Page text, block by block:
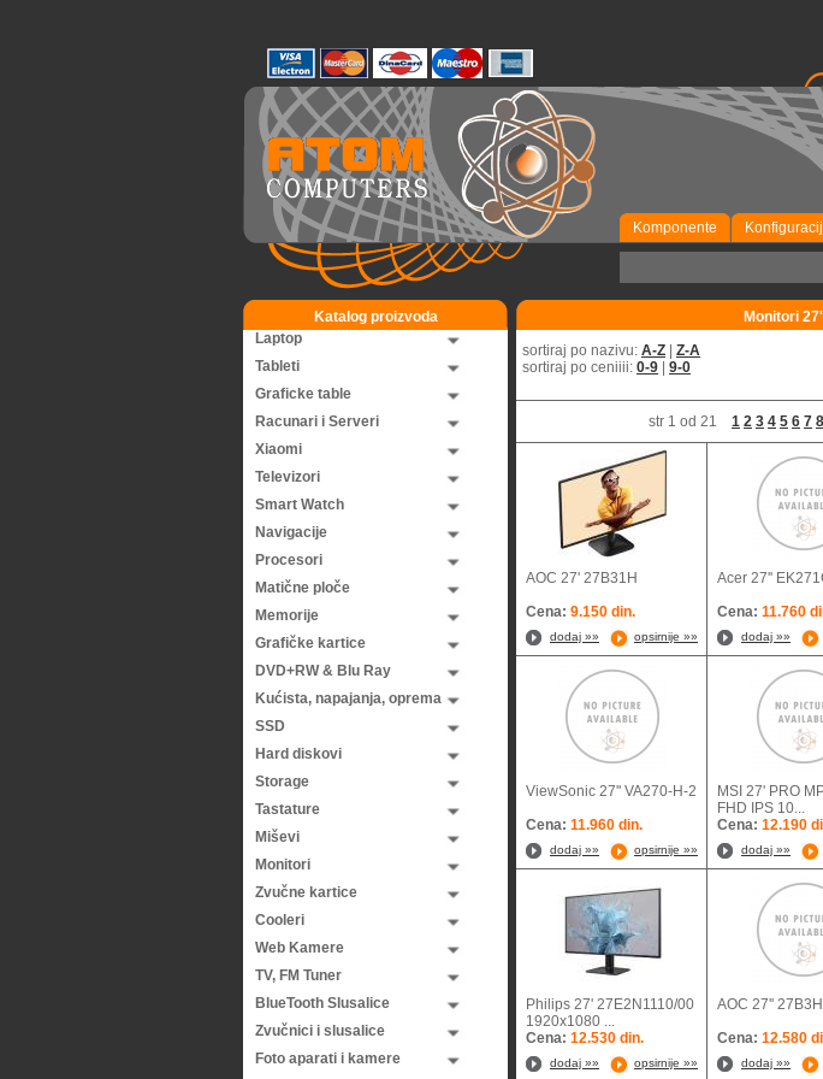
Komponente
Katalog proizvoda
Laptop
Tableti
Graficke table
Racunari i Serveri
Xiaomi
Televizori
Smart Watch
Navigacije
Procesori
Matične ploče
Memorije
Grafičke kartice
DVD+RW & Blu Ray
Kućista, napajanja, oprema
SSD
Hard diskovi
Storage
Tastature
Miševi
Monitori
Zvučne kartice
Cooleri
Web Kamere
TV, FM Tuner
BlueTooth Slusalice
Zvučnici i slusalice
Foto aparati i kamere
Monitori
sortiraj po nazivu: A-Z
Z-A
sortiraj po ceniiii: 0-9 9-0
str 1 od 21 1 2 3 4 5 6 7 8
AOC 27' 27B31H
Cena: 9.150 din.
dodaj »» opsirnije »»
Acer 27''
Cena: 11.760
dodaj »»
ViewSonic 27'' VA270-H-2
Cena: 11.960 din.
dodaj »» opsirnije »»
MSI 27' PRO
FHD IPS 10...
Cena: 12.190
dodaj »»
Philips 27' 27E2N1110/00
1920x1080 ...
Cena: 12.530 din.
dodaj »» opsirnije »»
AOC 27''
Cena: 12.580
dodaj »»